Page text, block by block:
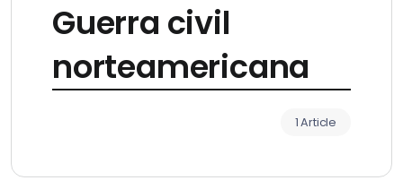
Guerra civil
norteamericana
1 Article